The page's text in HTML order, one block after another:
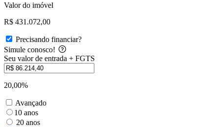
Valor do imóvel
R$ 431.072,00
Precisando financiar?
Simule conosco!
Seu valor de entrada + FGTS
20,00%
Avançado
10 anos
20 anos